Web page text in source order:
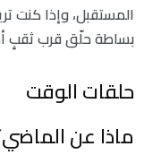
المستقبل، وإذا كنت
بساطة حلّق قرب ثقبٍ
حلقات الوقت
ماذا عن